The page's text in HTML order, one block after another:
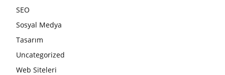
SEO
Sosyal Medya
Tasarım
Uncategorized
Web Siteleri